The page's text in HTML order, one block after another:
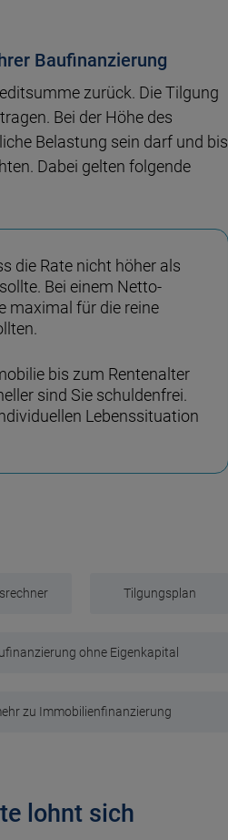
Baufinanzierung
zurück. Die Tilgung
Bei der Höhe des
Belastung sein darf und bis
Dabei gelten folgende
die Rate nicht höher als
Bei einem Netto-
maximal für die reine
bis zum Rentenalter
sind Sie schuldenfrei.
Lebenssituation
Tilgungsplan
ohne Eigenkapital
zu Immobilienfinanzierung
lohnt sich